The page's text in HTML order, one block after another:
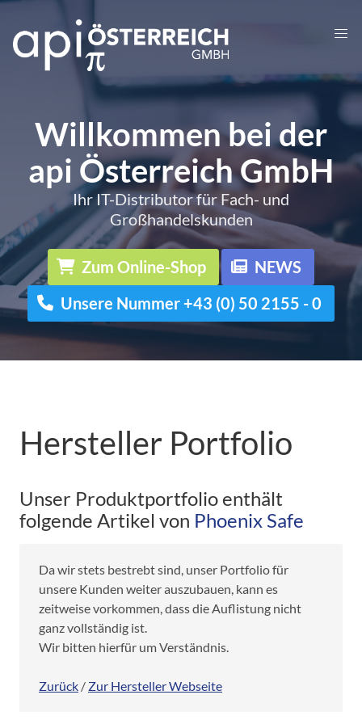
Willkommen bei der
api Österreich GmbH
Ihr IT-Distributor für Fach- und
Großhandelskunden
Zum Online-Shop
NEWS
Unsere Nummer +43 (0) 50 2155 - 0
Hersteller Portfolio
Unser Produktportfolio enthält
folgende Artikel von Phoenix Safe
Da wir stets bestrebt sind, unser Portfolio für
unsere Kunden weiter auszubauen, kann es
zeitweise vorkommen, dass die Auflistung nicht
ganz vollständig ist.
Wir bitten hierfür um Verständnis.
Zurück / Zur Hersteller Webseite